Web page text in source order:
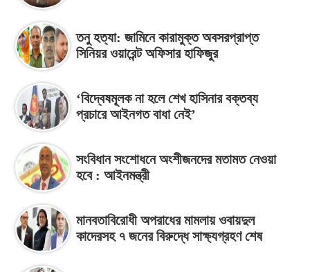
তনু হত্যা: জামিনে কারামুক্ত অবসরপ্রাপ্ত
সিনিয়র ওয়ারেন্ট অফিসার হাফিজুর
‘বিদ্বেষমূলক না হলে শেখ হাসিনার বক্তব্য
প্রচারে আইনগত বাধা নেই’
সংবিধান সংশোধনে অংশীজনদের মতামত নেওয়া
হবে : আইনমন্ত্রী
মানবতাবিরোধী অপরাধের মামলায় ওবায়দুল
কাদেরসহ ৭ জনের বিরুদ্ধে সাক্ষ্যগ্রহণ শেষ